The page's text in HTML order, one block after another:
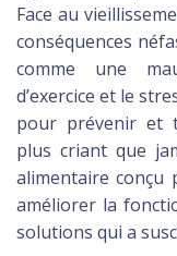
Face au
conséquences
comme une
d’exercice et le
pour prévenir et
plus criant que
alimentaire conçu
améliorer la
solutions qui a